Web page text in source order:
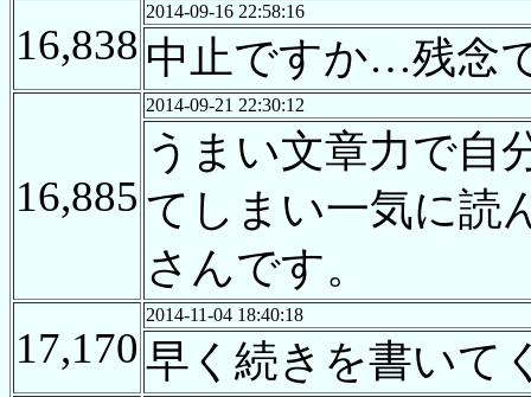
16,838
2014-09-16 22:58:16
中止ですか…残念
16,885
2014-09-21 22:30:12
うまい文章力で自
てしまい一気に読
さんです。
17,170
2014-11-04 18:40:18
早く続きを書いて